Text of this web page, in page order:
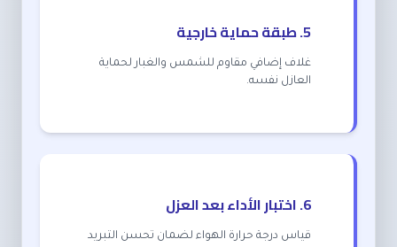
5. طبقة حماية خارجية
غلاف إضافي مقاوم للشمس والغبار لحماية
العازل نفسه.
6. اختبار الأداء بعد العزل
قياس درجة حرارة الهواء لضمان تحسن التبريد